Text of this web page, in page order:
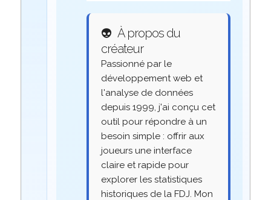
👽 À propos du
créateur
Passionné par le
développement web et
l'analyse de données
depuis 1999, j'ai conçu cet
outil pour répondre à un
besoin simple : offrir aux
joueurs une interface
claire et rapide pour
explorer les statistiques
historiques de la FDJ. Mon